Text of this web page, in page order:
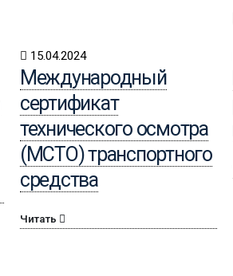
15.04.2024
Международный
сертификат
технического осмотра
(МСТО) транспортного
средства
Читать